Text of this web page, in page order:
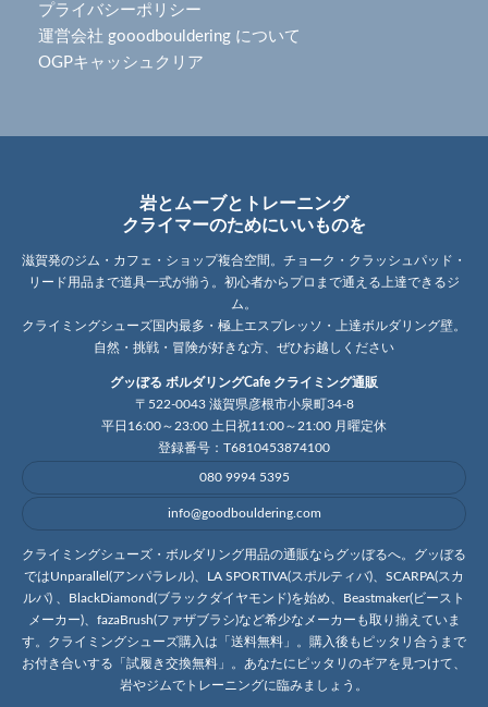
プライバシーポリシー
運営会社 gooodbouldering について
OGPキャッシュクリア
岩とムーブとトレーニング
クライマーのためにいいものを
滋賀発のジム・カフェ・ショップ複合空間。チョーク・クラッシュパッド・
リード用品まで道具一式が揃う。初心者からプロまで通える上達できるジ
ム。
クライミングシューズ国内最多・極上エスプレッソ・上達ボルダリング壁。
自然・挑戦・冒険が好きな方、ぜひお越しください
グッぼる ボルダリングCafe クライミング通販
〒522-0043 滋賀県彦根市小泉町34-8
平日16:00～23:00 土日祝11:00～21:00 月曜定休
登録番号：T6810453874100
080 9994 5395
info@goodbouldering.com
クライミングシューズ・ボルダリング用品の通販ならグッぼるへ。グッぼる
ではUnparallel(アンパラレル)、LA SPORTIVA(スポルティバ)、SCARPA(スカ
ルパ) 、BlackDiamond(ブラックダイヤモンド)を始め、Beastmaker(ビースト
メーカー)、fazaBrush(ファザブラシ)など希少なメーカーも取り揃えていま
す。クライミングシューズ購入は「送料無料」。購入後もピッタリ合うまで
お付き合いする「試履き交換無料」。あなたにピッタリのギアを見つけて、
岩やジムでトレーニングに臨みましょう。